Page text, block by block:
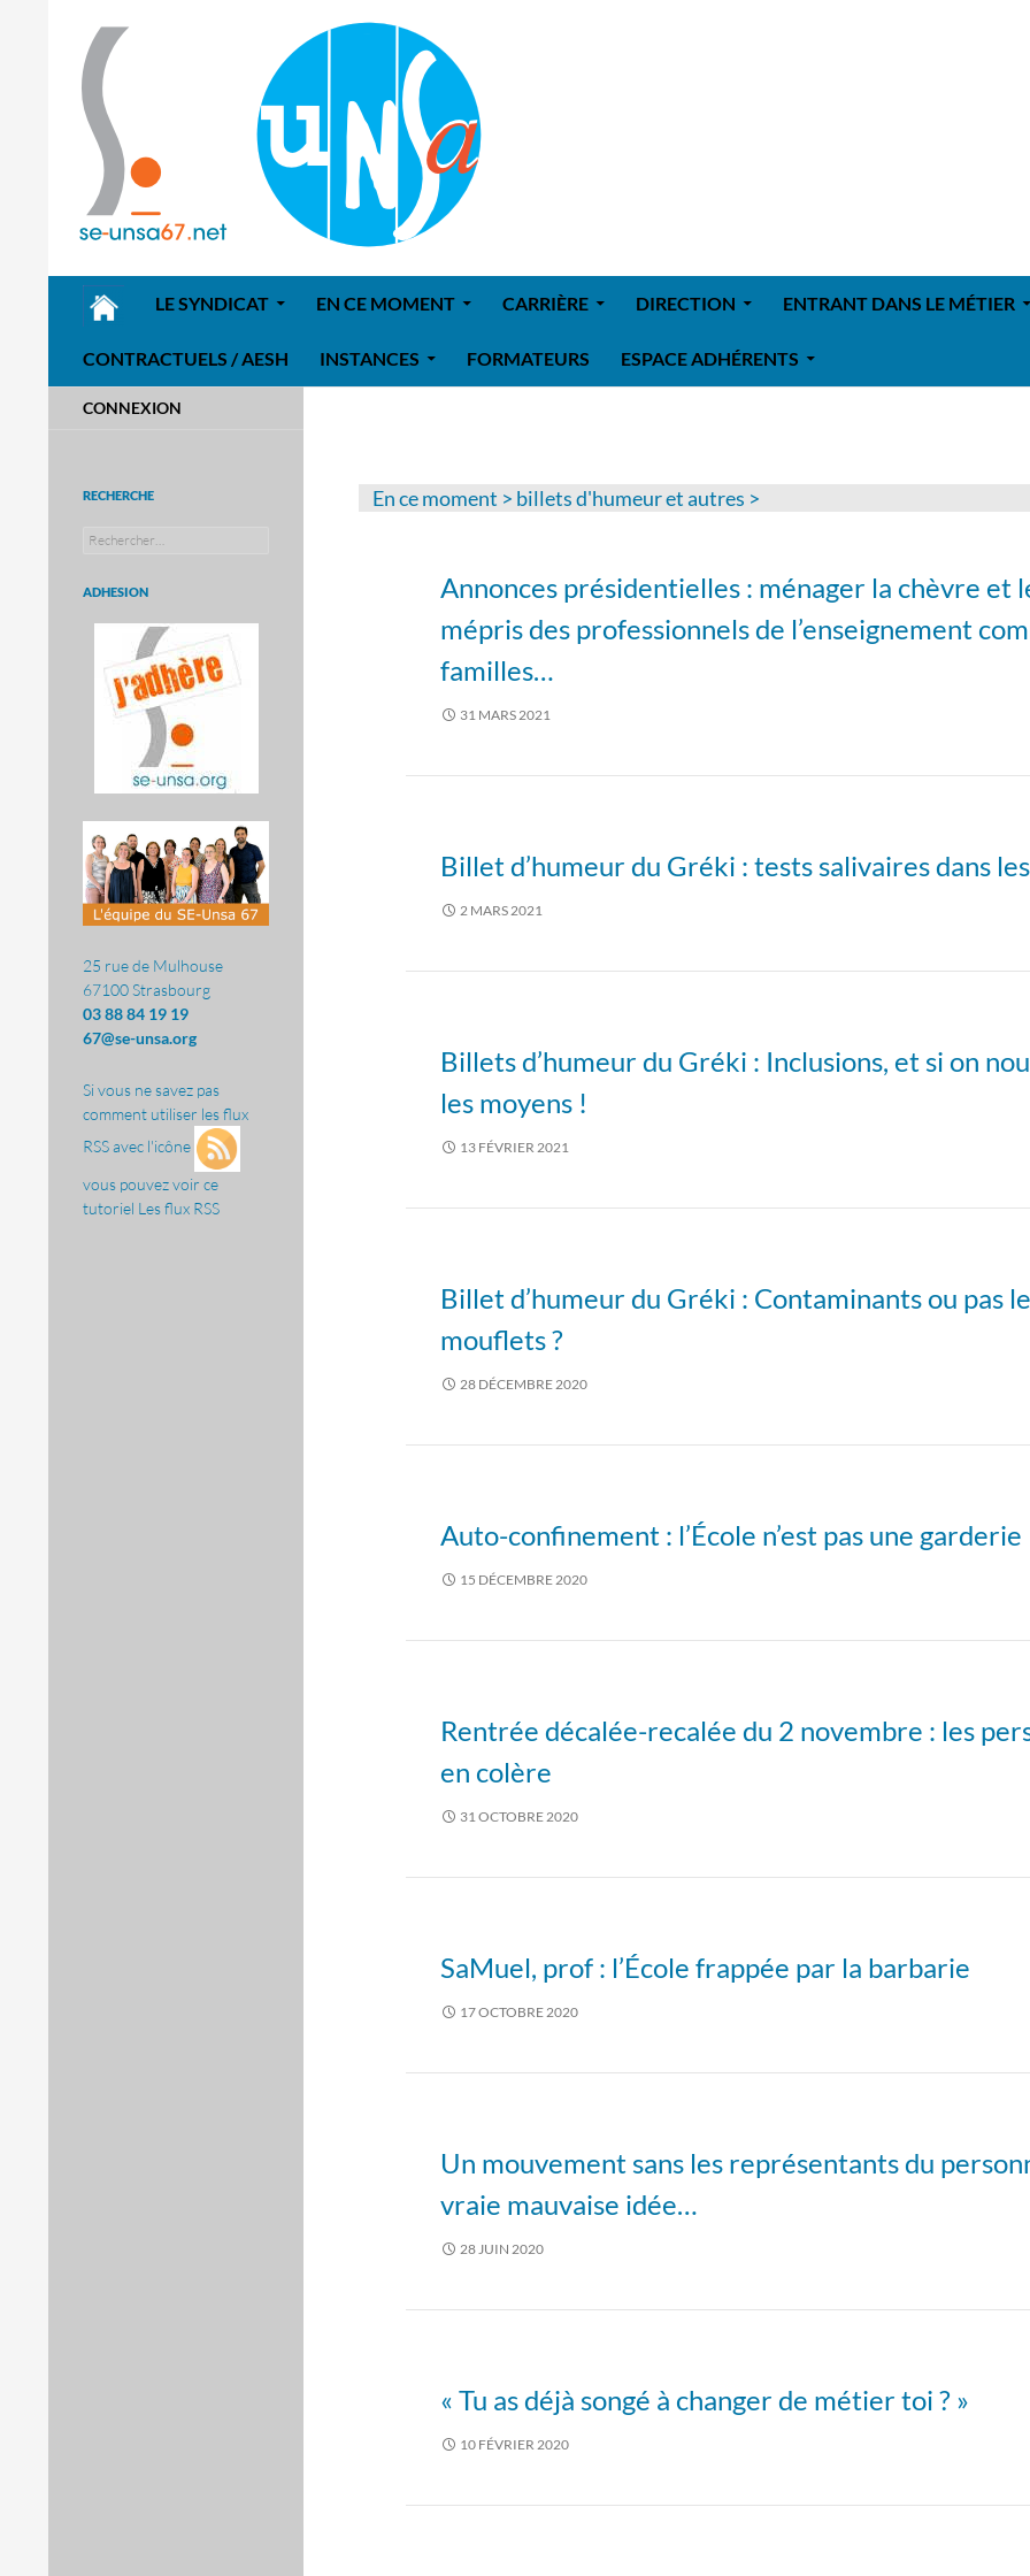
ALLER AU CONTENU
LE SYNDICAT EN CE MOMENT CARRIÈRE DIRECTION ENTRANT DANS LE MÉTIER
CONTRACTUELS / AESH INSTANCES FORMATEURS ESPACE ADHÉRENTS
En ce moment > billets d'humeur et autres >
Annonces présidentielles : ménager la chèvre et
mépris des professionnels de l’enseignement
familles…
31 MARS 2021
Billet d’humeur du Gréki : tests salivaires dans
2 MARS 2021
Billets d’humeur du Gréki : Inclusions, et si on
les moyens !
13 FÉVRIER 2021
Billet d’humeur du Gréki : Contaminants ou pas
mouflets ?
28 DÉCEMBRE 2020
Auto-confinement : l’École n’est pas une garderie
15 DÉCEMBRE 2020
Rentrée décalée-recalée du 2 novembre : les
en colère
31 OCTOBRE 2020
SaMuel, prof : l’École frappée par la barbarie
17 OCTOBRE 2020
Un mouvement sans les représentants du
vraie mauvaise idée…
28 JUIN 2020
« Tu as déjà songé à changer de métier toi ? »
10 FÉVRIER 2020
CONNEXION
RECHERCHE
Rechercher :
ADHESION
25 rue de Mulhouse
67100 Strasbourg
03 88 84 19 19
67@se-unsa.org
Si vous ne savez pas
comment utiliser les flux
RSS avec l'icône
vous pouvez voir ce
tutoriel Les flux RSS